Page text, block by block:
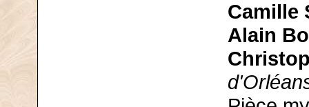
Camille
Alain